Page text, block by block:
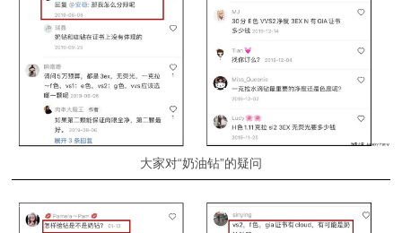
大家对“奶油钻”的疑问